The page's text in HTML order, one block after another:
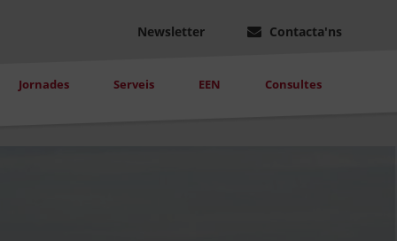
Newsletter Contacta'ns
Jornades Serveis EEN Consultes